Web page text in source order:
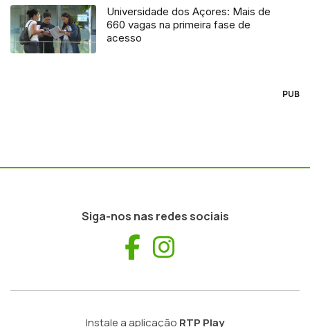
Universidade dos Açores: Mais de
660 vagas na primeira fase de
acesso
PUB
Siga-nos nas redes sociais
Facebook
Instale a aplicação RTP Play